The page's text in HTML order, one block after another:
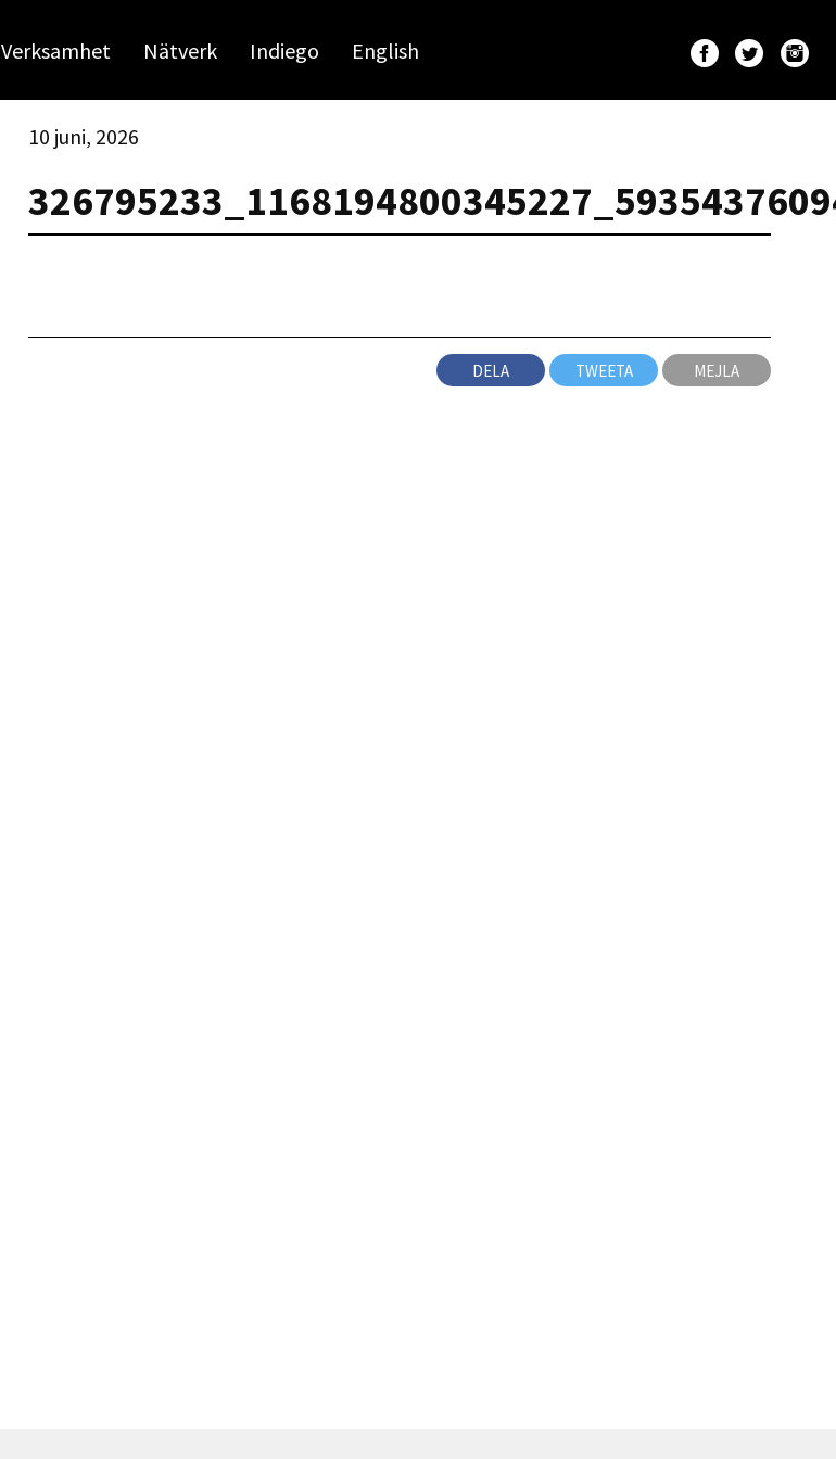
Verksamhet Nätverk Indiego English
10 juni, 2026
DELA TWEETA MEJLA